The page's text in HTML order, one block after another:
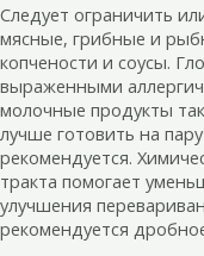
Следует ограничить
мясные, грибные и
копчености и соусы.
выраженными
молочные продукты
лучше готовить на
рекомендуется.
тракта помогает
улучшения
рекомендуется